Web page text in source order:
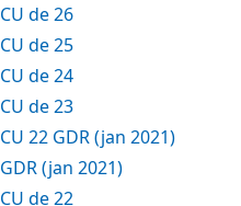
CU de 26
CU de 25
CU de 24
CU de 23
CU 22 GDR (jan 2021)
GDR (jan 2021)
CU de 22